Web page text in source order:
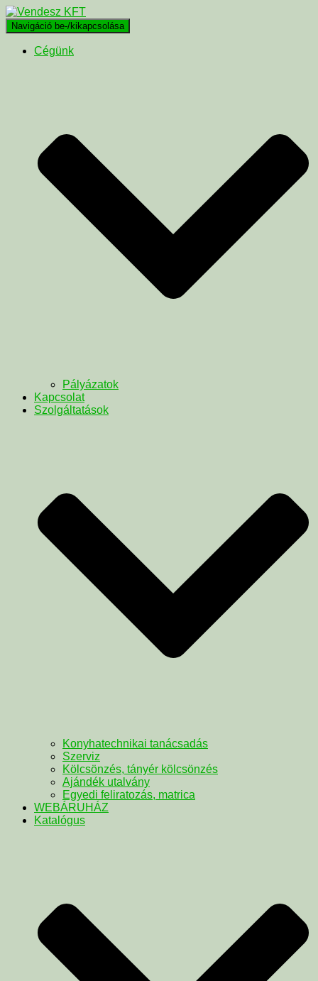
Navigáció be-/kikapcsolása
Cégünk
Pályázatok
Kapcsolat
Szolgáltatások
Konyhatechnikai tanácsadás
Szerviz
Kölcsönzés, tányér kölcsönzés
Ajándék utalvány
Egyedi feliratozás, matrica
WEBÁRUHÁZ
Katalógus